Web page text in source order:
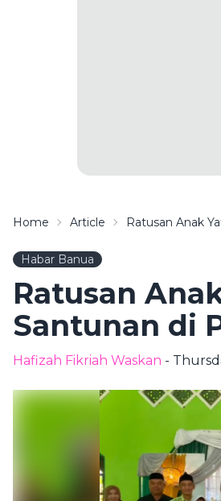
Home Article Ratusan Anak
Habar Banua
Ratusan
Santunan di
Hafizah Fikriah Waskan -